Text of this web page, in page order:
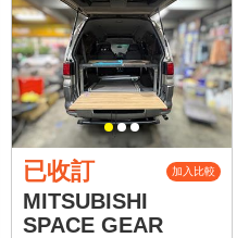
已收訂 加入比較
MITSUBISHI
SPACE GEAR